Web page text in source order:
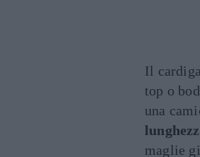
Il
top o
una
maglie